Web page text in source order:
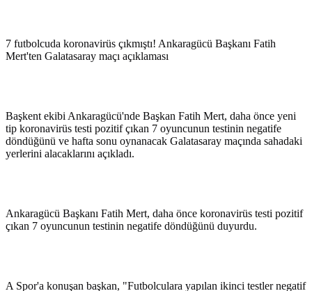
7 futbolcuda koronavirüs çıkmıştı! Ankaragücü Başkanı Fatih
Mert'ten Galatasaray maçı açıklaması
Başkent ekibi Ankaragücü'nde Başkan Fatih Mert, daha önce yeni
tip koronavirüs testi pozitif çıkan 7 oyuncunun testinin negatife
döndüğünü ve hafta sonu oynanacak Galatasaray maçında sahadaki
yerlerini alacaklarını açıkladı.
Ankaragücü Başkanı Fatih Mert, daha önce koronavirüs testi pozitif
çıkan 7 oyuncunun testinin negatife döndüğünü duyurdu.
A Spor'a konuşan başkan, "Futbolculara yapılan ikinci testler negatif